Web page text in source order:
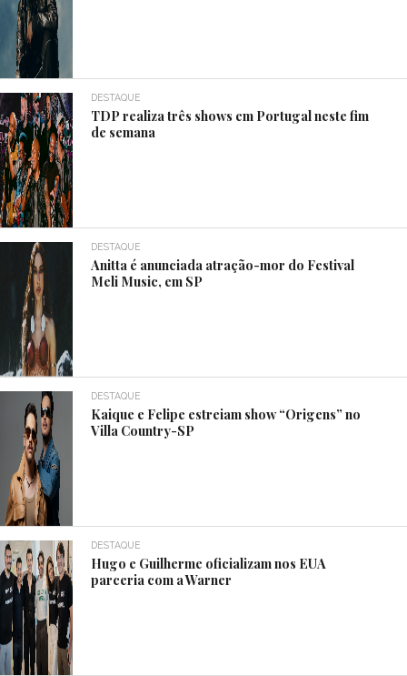
DESTAQUE
TDP realiza três shows em Portugal neste fim
de semana
DESTAQUE
Anitta é anunciada atração-mor do Festival
Meli Music, em SP
DESTAQUE
Kaique e Felipe estreiam show “Origens” no
Villa Country-SP
DESTAQUE
Hugo e Guilherme oficializam nos EUA
parceria com a Warner